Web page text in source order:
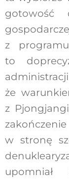
gotowość
z
to
że
z
w stronę